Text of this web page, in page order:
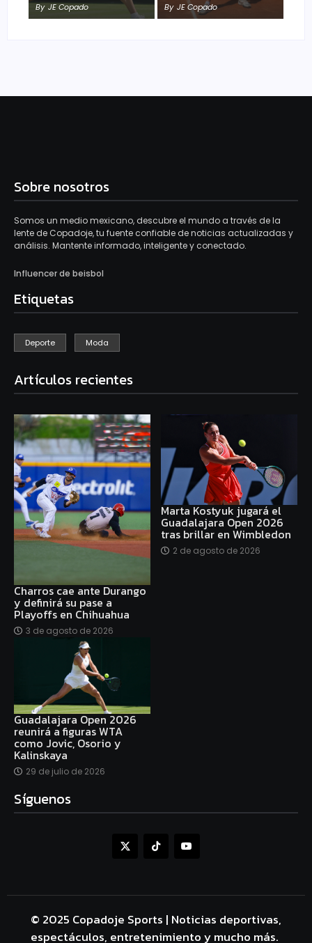
By JE Copado By JE Copado
Sobre nosotros
Somos un medio mexicano, descubre el mundo a través de la
lente de Copadoje, tu fuente confiable de noticias actualizadas y
análisis. Mantente informado, inteligente y conectado.
Influencer de beisbol
Etiquetas
Deporte Moda
Artículos recientes
Charros cae ante Durango
y definirá su pase a
Playoffs en Chihuahua
3 de agosto de 2026
Marta Kostyuk jugará el
Guadalajara Open 2026
tras brillar en Wimbledon
2 de agosto de 2026
Guadalajara Open 2026
reunirá a figuras WTA
como Jovic, Osorio y
Kalinskaya
29 de julio de 2026
Síguenos
© 2025 Copadoje Sports | Noticias deportivas,
espectáculos, entretenimiento y mucho más.